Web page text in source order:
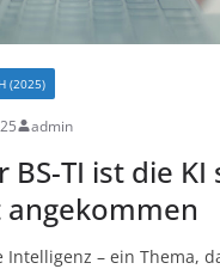
(2025)
admin
BS-TI ist die KI
angekommen
Intelligenz – ein Thema,